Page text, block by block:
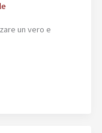
un vero e